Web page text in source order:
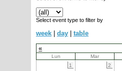
Select event type to filter by
week day
table
«
Lun Mar
1
2